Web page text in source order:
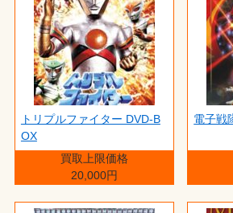
トリプルファイター DVD-B
OX
買取上限価格
20,000円
電子戦